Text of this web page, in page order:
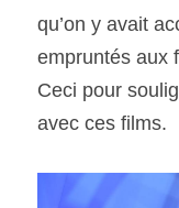
qu’on y avait
empruntés aux
Ceci pour
avec ces films.